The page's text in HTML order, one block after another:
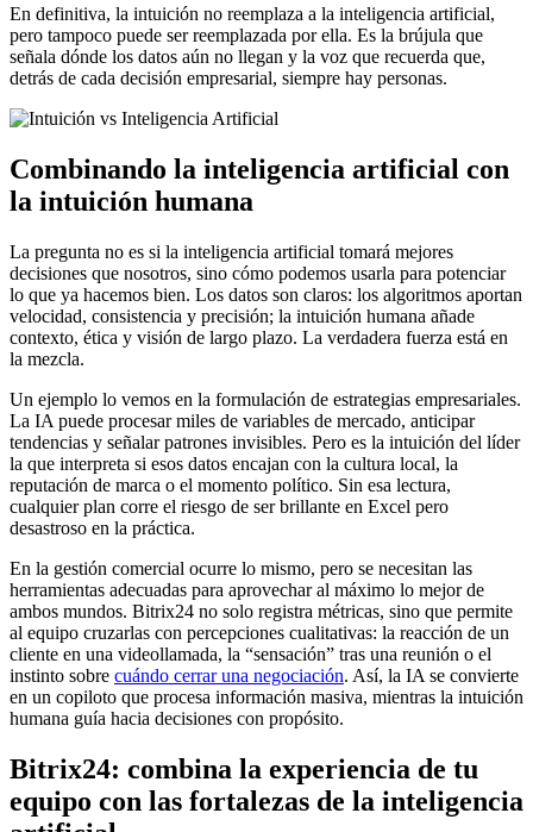
En definitiva, la intuición no reemplaza a la inteligencia artificial,
pero tampoco puede ser reemplazada por ella. Es la brújula que
señala dónde los datos aún no llegan y la voz que recuerda que,
detrás de cada decisión empresarial, siempre hay personas.
Combinando la inteligencia artificial con
la intuición humana
La pregunta no es si la inteligencia artificial tomará mejores
decisiones que nosotros, sino cómo podemos usarla para potenciar
lo que ya hacemos bien. Los datos son claros: los algoritmos aportan
velocidad, consistencia y precisión; la intuición humana añade
contexto, ética y visión de largo plazo. La verdadera fuerza está en
la mezcla.
Un ejemplo lo vemos en la formulación de estrategias empresariales.
La IA puede procesar miles de variables de mercado, anticipar
tendencias y señalar patrones invisibles. Pero es la intuición del líder
la que interpreta si esos datos encajan con la cultura local, la
reputación de marca o el momento político. Sin esa lectura,
cualquier plan corre el riesgo de ser brillante en Excel pero
desastroso en la práctica.
En la gestión comercial ocurre lo mismo, pero se necesitan las
herramientas adecuadas para aprovechar al máximo lo mejor de
ambos mundos. Bitrix24 no solo registra métricas, sino que permite
al equipo cruzarlas con percepciones cualitativas: la reacción de un
cliente en una videollamada, la “sensación” tras una reunión o el
instinto sobre cuándo cerrar una negociación. Así, la IA se convierte
en un copiloto que procesa información masiva, mientras la intuición
humana guía hacia decisiones con propósito.
Bitrix24: combina la experiencia de tu
equipo con las fortalezas de la inteligencia